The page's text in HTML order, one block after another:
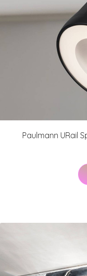
Paulmann URail